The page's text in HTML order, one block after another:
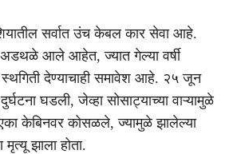
सर्वात उंच केबल कार सेवा आहे.
अडथळे आले आहेत, ज्यात गेल्या वर्षी
स्थगिती देण्याचाही समावेश आहे. २५ जून
घडली, जेव्हा सोसाट्याच्या वाऱ्यामुळे
केबिनवर कोसळले, ज्यामुळे झालेल्या
झाला होता.